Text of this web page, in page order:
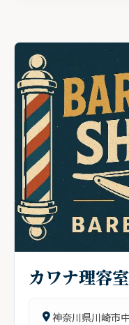
カワナ理容室
神奈川県川崎市